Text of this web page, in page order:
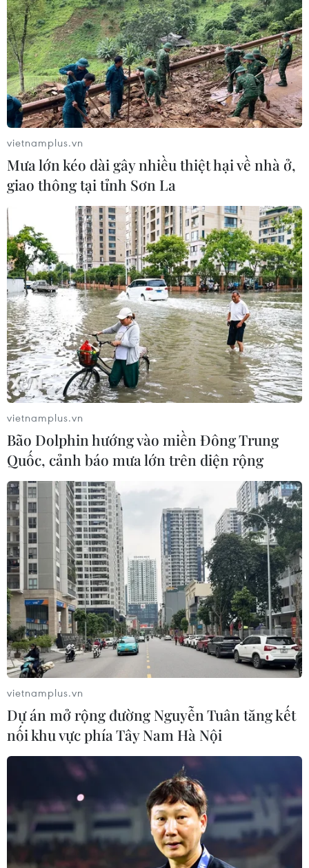
vietnamplus.vn
Mưa lớn kéo dài gây nhiều thiệt hại về nhà ở,
giao thông tại tỉnh Sơn La
vietnamplus.vn
Bão Dolphin hướng vào miền Đông Trung
Quốc, cảnh báo mưa lớn trên diện rộng
vietnamplus.vn
Dự án mở rộng đường Nguyễn Tuân tăng kết
nối khu vực phía Tây Nam Hà Nội